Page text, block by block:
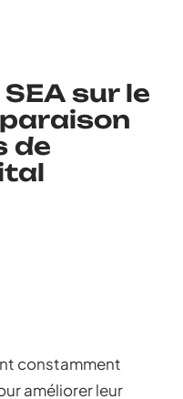
sur le
de
constamment
améliorer leur